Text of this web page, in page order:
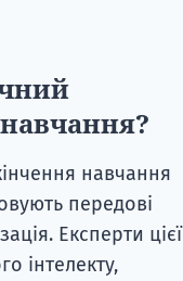
навчання
передові
Експерти цієї
інтелекту,